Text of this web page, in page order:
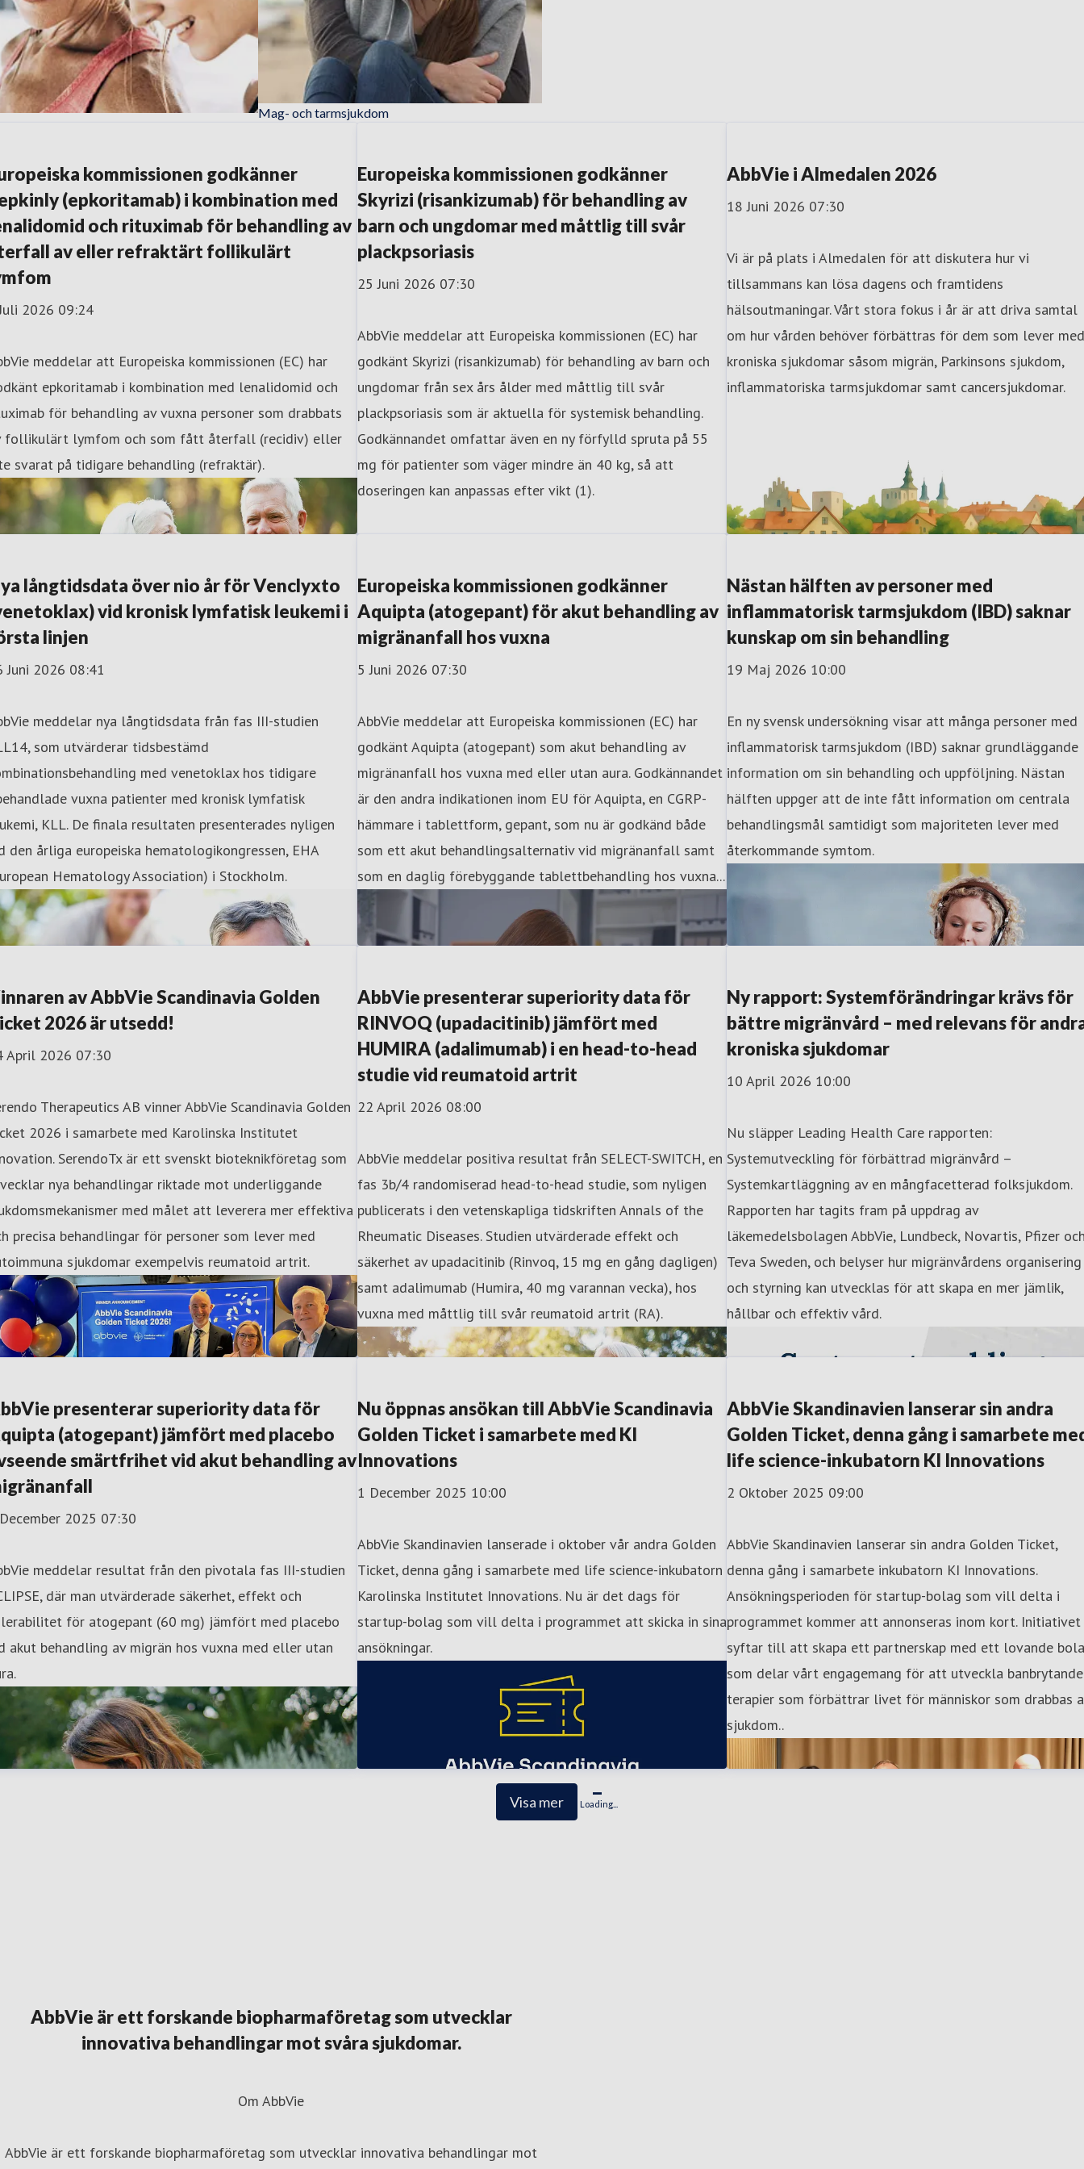
Mag- och tarmsjukdom
kommissionen godkänner
(epkoritamab) i kombination med
och rituximab för behandling av
av eller refraktärt follikulärt
2026 09:24
meddelar att Europeiska kommissionen (EC) har
epkoritamab i kombination med lenalidomid och
för behandling av vuxna personer som drabbats
follikulärt lymfom och som fått återfall (recidiv) eller
svarat på tidigare behandling (refraktär).
Europeiska kommissionen godkänner
Skyrizi (risankizumab) för behandling av
barn och ungdomar med måttlig till svår
plackpsoriasis
25 Juni 2026 07:30
AbbVie meddelar att Europeiska kommissionen (EC) har
godkänt Skyrizi (risankizumab) för behandling av barn och
ungdomar från sex års ålder med måttlig till svår
plackpsoriasis som är aktuella för systemisk behandling.
Godkännandet omfattar även en ny förfylld spruta på 55
mg för patienter som väger mindre än 40 kg, så att
doseringen kan anpassas efter vikt (1).
AbbVie i Almedalen 2026
18 Juni 2026 07:30
Vi är på plats i Almedalen för att diskutera hur vi
tillsammans kan lösa dagens och framtidens
hälsoutmaningar. Vårt stora fokus i år är att driva samtal
om hur vården behöver förbättras för dem som lever
kroniska sjukdomar såsom migrän, Parkinsons sjukdom,
inflammatoriska tarmsjukdomar samt cancersjukdomar.
långtidsdata över nio år för Venclyxto
vid kronisk lymfatisk leukemi i
linjen
Juni 2026 08:41
meddelar nya långtidsdata från fas III-studien
som utvärderar tidsbestämd
med venetoklax hos tidigare
vuxna patienter med kronisk lymfatisk
KLL. De finala resultaten presenterades nyligen
den årliga europeiska hematologikongressen, EHA
Hematology Association) i Stockholm.
Europeiska kommissionen godkänner
Aquipta (atogepant) för akut behandling av
migränanfall hos vuxna
5 Juni 2026 07:30
AbbVie meddelar att Europeiska kommissionen (EC) har
godkänt Aquipta (atogepant) som akut behandling av
migränanfall hos vuxna med eller utan aura. Godkännandet
är den andra indikationen inom EU för Aquipta, en CGRP-
hämmare i tablettform, gepant, som nu är godkänd både
som ett akut behandlingsalternativ vid migränanfall samt
som en daglig förebyggande tablettbehandling hos vuxna...
Nästan hälften av personer med
inflammatorisk tarmsjukdom (IBD) saknar
kunskap om sin behandling
19 Maj 2026 10:00
En ny svensk undersökning visar att många personer med
inflammatorisk tarmsjukdom (IBD) saknar grundläggande
information om sin behandling och uppföljning. Nästan
hälften uppger att de inte fått information om centrala
behandlingsmål samtidigt som majoriteten lever med
återkommande symtom.
av AbbVie Scandinavia Golden
2026 är utsedd!
April 2026 07:30
Therapeutics AB vinner AbbVie Scandinavia Golden
2026 i samarbete med Karolinska Institutet
SerendoTx är ett svenskt bioteknikföretag som
nya behandlingar riktade mot underliggande
med målet att leverera mer effektiva
precisa behandlingar för personer som lever med
sjukdomar exempelvis reumatoid artrit.
AbbVie presenterar superiority data för
RINVOQ (upadacitinib) jämfört med
HUMIRA (adalimumab) i en head-to-head
studie vid reumatoid artrit
22 April 2026 08:00
AbbVie meddelar positiva resultat från SELECT-SWITCH, en
fas 3b/4 randomiserad head-to-head studie, som nyligen
publicerats i den vetenskapliga tidskriften Annals of the
Rheumatic Diseases. Studien utvärderade effekt och
säkerhet av upadacitinib (Rinvoq, 15 mg en gång dagligen)
samt adalimumab (Humira, 40 mg varannan vecka), hos
vuxna med måttlig till svår reumatoid artrit (RA).
Ny rapport: Systemförändringar krävs för
bättre migränvård – med relevans för
kroniska sjukdomar
10 April 2026 10:00
Nu släpper Leading Health Care rapporten:
Systemutveckling för förbättrad migränvård –
Systemkartläggning av en mångfacetterad folksjukdom.
Rapporten har tagits fram på uppdrag av
läkemedelsbolagen AbbVie, Lundbeck, Novartis, Pfizer
Teva Sweden, och belyser hur migränvårdens organisering
och styrning kan utvecklas för att skapa en mer jämlik,
hållbar och effektiv vård.
presenterar superiority data för
(atogepant) jämfört med placebo
smärtfrihet vid akut behandling av
2025 07:30
meddelar resultat från den pivotala fas III-studien
där man utvärderade säkerhet, effekt och
för atogepant (60 mg) jämfört med placebo
akut behandling av migrän hos vuxna med eller utan
Nu öppnas ansökan till AbbVie Scandinavia
Golden Ticket i samarbete med KI
Innovations
1 December 2025 10:00
AbbVie Skandinavien lanserade i oktober vår andra Golden
Ticket, denna gång i samarbete med life science-inkubatorn
Karolinska Institutet Innovations. Nu är det dags för
startup-bolag som vill delta i programmet att skicka in sina
ansökningar.
AbbVie Skandinavien lanserar sin andra
Golden Ticket, denna gång i samarbete
life science-inkubatorn KI Innovations
2 Oktober 2025 09:00
AbbVie Skandinavien lanserar sin andra Golden Ticket,
denna gång i samarbete inkubatorn KI Innovations.
Ansökningsperioden för startup-bolag som vill delta i
programmet kommer att annonseras inom kort. Initiativet
syftar till att skapa ett partnerskap med ett lovande
som delar vårt engagemang för att utveckla banbrytande
terapier som förbättrar livet för människor som drabbas
sjukdom..
Visa mer Loading...
AbbVie är ett forskande biopharmaföretag som utvecklar
innovativa behandlingar mot svåra sjukdomar.
Om AbbVie
AbbVie är ett forskande biopharmaföretag som utvecklar innovativa behandlingar mot